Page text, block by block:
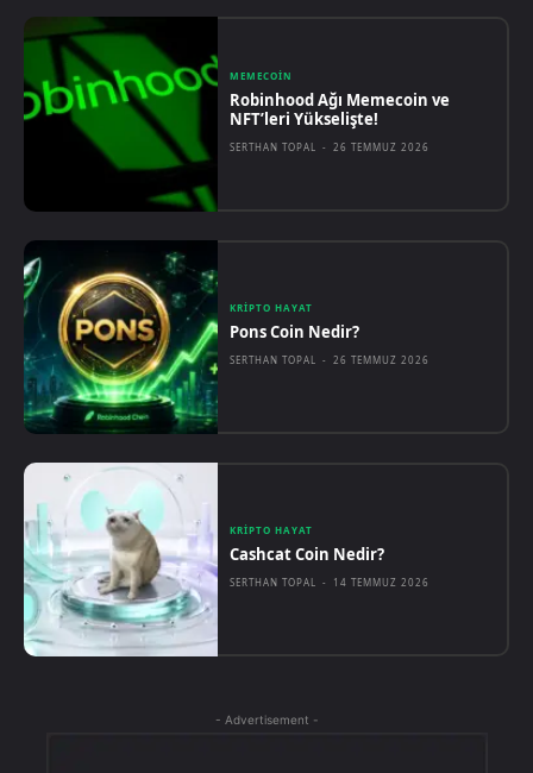
MEMECOIN
Robinhood Ağı Memecoin ve
NFT’leri Yükselişte!
SERTHAN TOPAL - 26 TEMMUZ 2026
KRIPTO HAYAT
Pons Coin Nedir?
SERTHAN TOPAL - 26 TEMMUZ 2026
KRIPTO HAYAT
Cashcat Coin Nedir?
SERTHAN TOPAL - 14 TEMMUZ 2026
- Advertisement -